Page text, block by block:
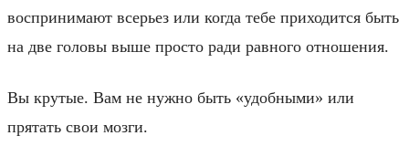
воспринимают всерьез или когда тебе приходится быть
на две головы выше просто ради равного отношения.
Вы крутые. Вам не нужно быть «удобными» или
прятать свои мозги.